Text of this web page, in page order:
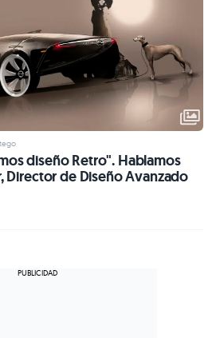
diseño Retro". Hablamos
Director de Diseño Avanzado